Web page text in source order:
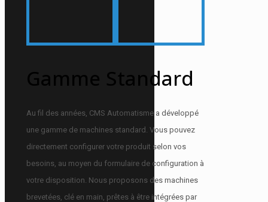
Gamme Standard
Au fil des années, CMS Automatisme a développé
une gamme de machines standard. Vous pouvez
directement configurer votre produit selon vos
besoins, au moyen du formulaire de configuration à
votre disposition. Nous proposons des machines
brevetées, clé en main, prêtes à être intégrées par